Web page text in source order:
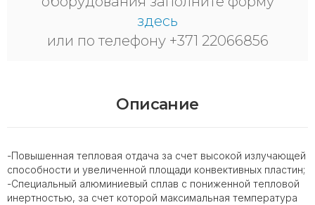
здесь
или по телефону +371 22066856
Описание
-Повышенная тепловая отдача за счет высокой излучающей
способности и увеличенной площади конвективных пластин;
-Специальный алюминиевый сплав с пониженной тепловой
инертностью, за счет которой максимальная температура